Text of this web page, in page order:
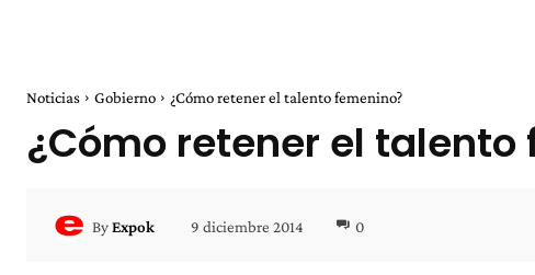
Noticias Gobierno ¿Cómo retener el talento femenino?
¿Cómo retener el talento
ByExpok 9 diciembre 2014 0